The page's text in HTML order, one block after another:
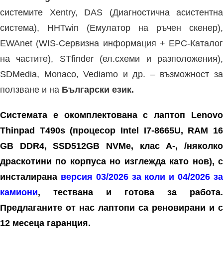
системите Xentry, DAS (Диагностична асистентна
система), HHTwin (Емулатор на ръчен скенер),
EWAnet (WIS-Сервизна информация + EPC-Каталог
на частите), STfinder (ел.схеми и разположения),
SDMedia, Monaco, Vediamo и др. – възможност за
ползване и на Български език.
Системата е окомплектована с лаптоп Lenovo
Thinpad Т490s (процесор Intel I7-8665U, RAM 16
GB DDR4, SSD512GB NVMe, клас А-, /няколко
драскотини по корпуса но изглежда като нов), с
инсталирана версия 03/2026 за коли и 04/2026 за
камиони, тествана и готова за работа.
Предлаганите от нас лаптопи са реновирани и с
12 месеца гаранция.